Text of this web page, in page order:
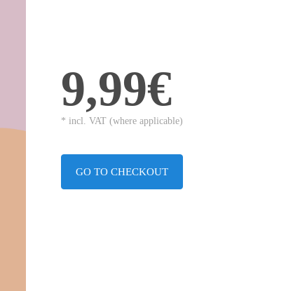
9,99€
* incl. VAT (where applicable)
GO TO CHECKOUT